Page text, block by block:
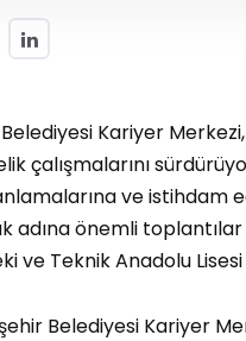
Kariyer
çalışmalarını
ve istihdam
adına önemli
ve Teknik Anadolu
Belediyesi Kariyer